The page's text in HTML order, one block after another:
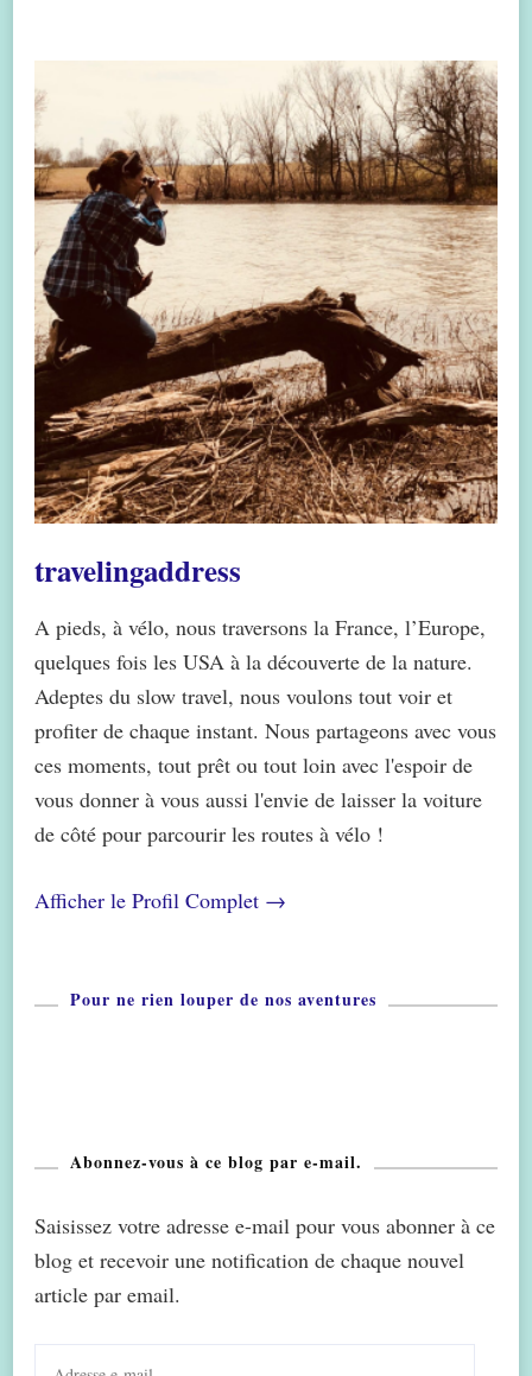
travelingaddress
A pieds, à vélo, nous traversons la France, l’Europe,
quelques fois les USA à la découverte de la nature.
Adeptes du slow travel, nous voulons tout voir et
profiter de chaque instant. Nous partageons avec vous
ces moments, tout prêt ou tout loin avec l'espoir de
vous donner à vous aussi l'envie de laisser la voiture
de côté pour parcourir les routes à vélo !
Afficher le Profil Complet →
Pour ne rien louper de nos aventures
Abonnez-vous à ce blog par e-mail.
Saisissez votre adresse e-mail pour vous abonner à ce
blog et recevoir une notification de chaque nouvel
article par email.